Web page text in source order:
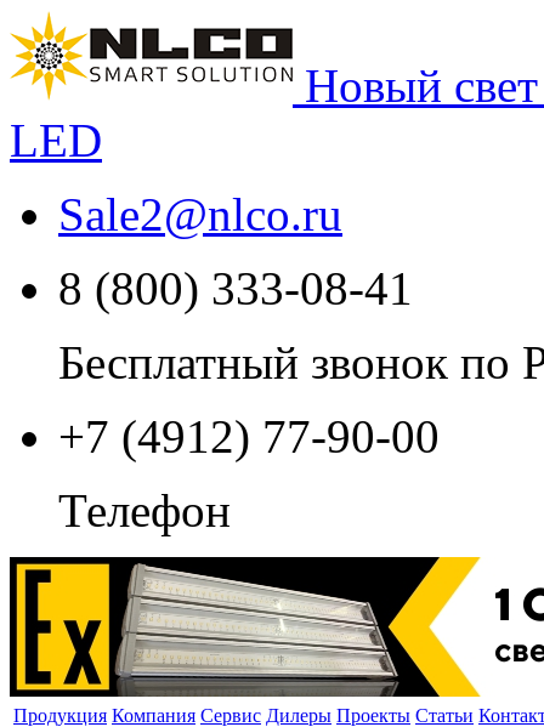
Новый
LED
Sale2@nlco.ru
8 (800) 333-08-41
Бесплатный звонок по
+7 (4912) 77-90-00
Телефон
Продукция Компания Сервис Дилеры Проекты Статьи